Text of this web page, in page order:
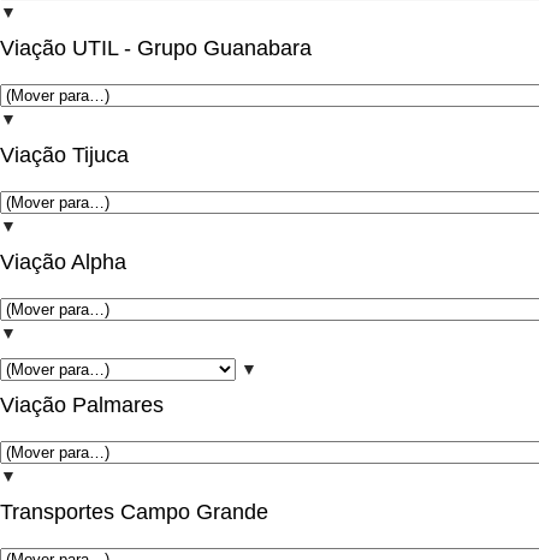
▼
Viação UTIL - Grupo Guanabara
▼
Viação Tijuca
▼
Viação Alpha
▼
▼
Viação Palmares
▼
Transportes Campo Grande